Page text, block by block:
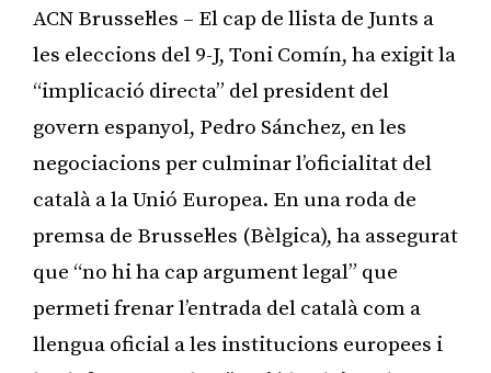
ACN Brussel·les – El cap de llista de Junts a
les eleccions del 9-J, Toni Comín, ha exigit la
“implicació directa” del president del
govern espanyol, Pedro Sánchez, en les
negociacions per culminar l’oficialitat del
català a la Unió Europea. En una roda de
premsa de Brussel·les (Bèlgica), ha assegurat
que “no hi ha cap argument legal” que
permeti frenar l’entrada del català com a
llengua oficial a les institucions europees i